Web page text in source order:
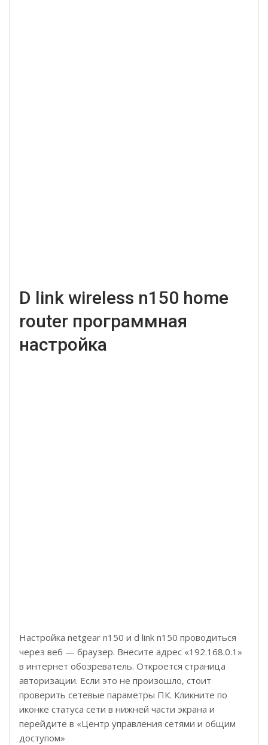
D link wireless n150 home
router программная
настройка
Настройка netgear n150 и d link n150 проводиться
через веб — браузер. Внесите адрес «192.168.0.1»
в интернет обозреватель. Откроется страница
авторизации. Если это не произошло, стоит
проверить сетевые параметры ПК. Кликните по
иконке статуса сети в нижней части экрана и
перейдите в «Центр управления сетями и общим
доступом»